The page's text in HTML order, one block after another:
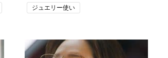
ジュエリー使い
夏コーデ トレンド 盛りアクセ
読者スナップ